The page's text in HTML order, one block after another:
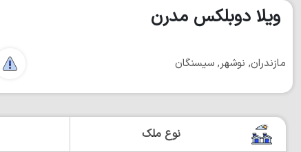
ویلا دوبلکس مدرن
مازندران, نوشهر, سیسنگان
نوع ملک